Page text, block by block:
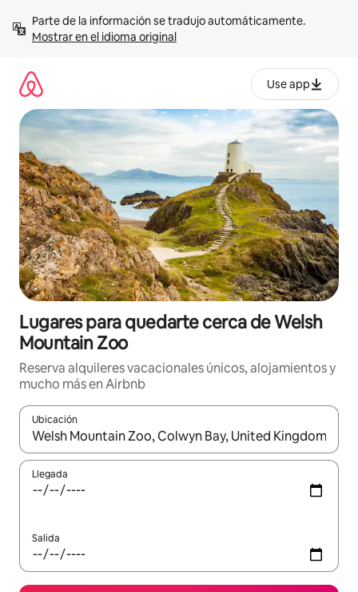
contenidoMostrar en el idioma original
Use app
Lugares para quedarte cerca de Welsh
Mountain Zoo
Reserva alquileres vacacionales únicos, alojamientos y
mucho más en Airbnb
Ubicación
Cuando los resultados estén disponibles, navega con las
Llegada
Salida